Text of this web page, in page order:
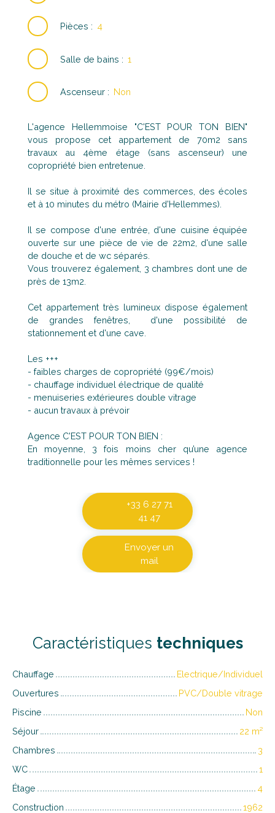
Pièces : 4
Salle de bains : 1
Ascenseur : Non
L'agence Hellemmoise "C'EST POUR TON BIEN"
vous propose cet appartement de 70m2 sans
travaux au 4ème étage (sans ascenseur) une
copropriété bien entretenue.
Il se situe à proximité des commerces, des écoles
et à 10 minutes du métro (Mairie d'Hellemmes).
Il se compose d'une entrée, d'une cuisine équipée
ouverte sur une pièce de vie de 22m2, d'une salle
de douche et de wc séparés.
Vous trouverez également, 3 chambres dont une de
près de 13m2.
Cet appartement très lumineux dispose également
de grandes fenêtres, d'une possibilité de
stationnement et d'une cave.
Les +++
- faibles charges de copropriété (99€/mois)
- chauffage individuel électrique de qualité
- menuiseries extérieures double vitrage
- aucun travaux à prévoir
Agence C'EST POUR TON BIEN :
En moyenne, 3 fois moins cher qu’une agence
traditionnelle pour les mêmes services !
+33 6 27 71
41 47
Envoyer un
mail
Caractéristiques techniques
Chauffage
Electrique/Individuel
Ouvertures
PVC/Double vitrage
Piscine
Non
Séjour
22 m²
Chambres
3
WC
1
Étage
4
Construction
1962